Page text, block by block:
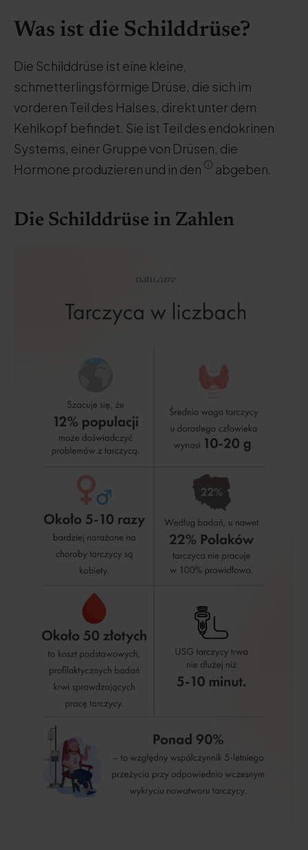
Was ist die Schilddrüse?
Die Schilddrüse ist eine kleine,
schmetterlingsförmige Drüse, die sich im
vorderen Teil des Halses, direkt unter dem
Kehlkopf befindet. Sie ist Teil des endokrinen
Systems, einer Gruppe von Drüsen, die
Hormone produzieren und in den
abgeben.
Die Schilddrüse in Zahlen